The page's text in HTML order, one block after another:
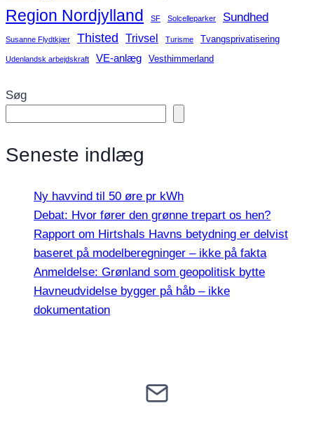
Region Nordjylland SF Solcelleparker Sundhed
Susanne Flydtkjær Thisted Trivsel Turisme Tvangsprivatisering
Udenlandsk arbejdskraft VE-anlæg Vesthimmerland
Søg
Seneste indlæg
Ny havvind til 50 øre pr kWh
Debat: Hvor fører den grønne trepart os hen?
Rapport om Hirtshals Havns betydning er delvist
baseret på modelberegninger – ikke på fakta
Anmeldelse: Grønland som geopolitisk bytte
Havneudvidelse bygger på håb – ikke
dokumentation